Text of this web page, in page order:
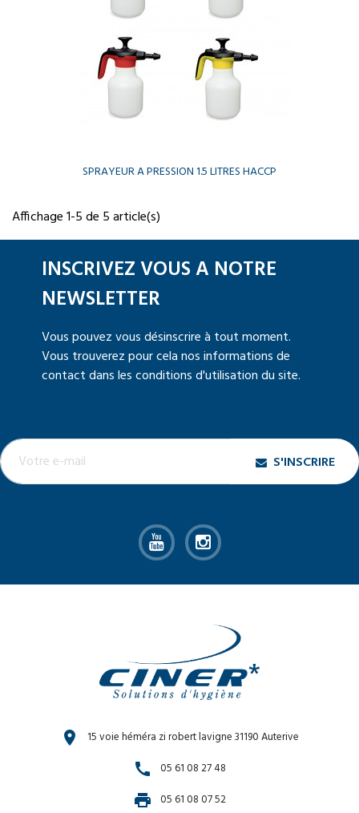
SPRAYEUR A PRESSION 1.5 LITRES HACCP
Affichage 1-5 de 5 article(s)
INSCRIVEZ VOUS A NOTRE
NEWSLETTER
Vous pouvez vous désinscrire à tout moment.
Vous trouverez pour cela nos informations de
contact dans les conditions d'utilisation du site.
S'INSCRIRE
location_on 15 voie héméra zi robert lavigne 31190 Auterive
call 05 61 08 27 48
print 05 61 08 07 52